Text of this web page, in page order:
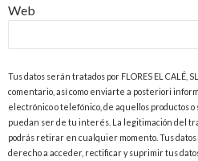
Web
Tus datos serán tratados por FLORES EL CALÉ,
comentario, así como enviarte a posteriori
electrónico o telefónico, de aquellos productos
puedan ser de tu interés. La legitimación del
podrás retirar en cualquier momento. Tus
derecho a acceder, rectificar y suprimir tus